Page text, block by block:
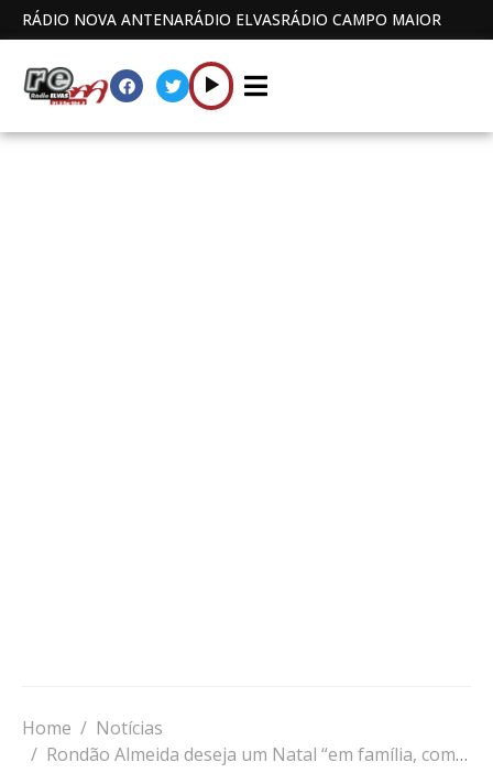
RÁDIO NOVA ANTENARÁDIO ELVASRÁDIO CAMPO MAIOR
Home
Notícias
Rondão Almeida deseja um Natal “em família, com alegria, saúde e união”